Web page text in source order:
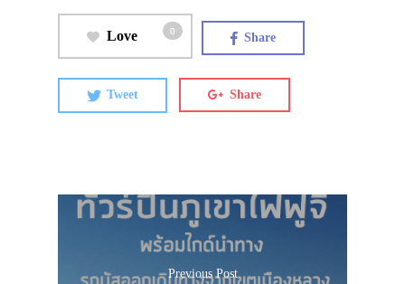
Love 0 Share
Tweet Share
Previous Post